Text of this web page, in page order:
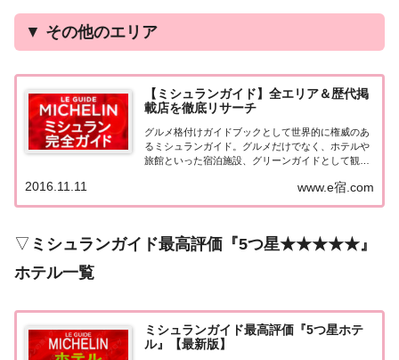
▼ その他のエリア
【ミシュランガイド】全エリア＆歴代掲
載店を徹底リサーチ
グルメ格付けガイドブックとして世界的に権威のあ
るミシュランガイド。グルメだけでなく、ホテルや
旅館といった宿泊施設、グリーンガイドとして観光
本版としては、2007年11月20日に「ミシュランガイ
ド東京版2008」が発売されてからエリアを...
www.e宿.com
2016.11.11
▽ ミシュランガイド最高評価『5つ星★★★★★』
ホテル一覧
ミシュランガイド最高評価『5つ星ホテ
ル』【最新版】